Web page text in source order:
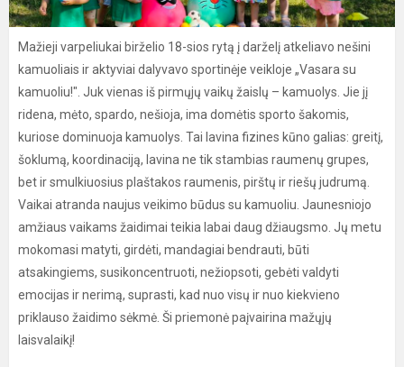
Mažieji varpeliukai birželio 18-sios rytą į darželį atkeliavo nešini
kamuoliais ir aktyviai dalyvavo sportinėje veikloje „Vasara su
kamuoliu!". Juk vienas iš pirmųjų vaikų žaislų – kamuolys. Jie jį
ridena, mėto, spardo, nešioja, ima domėtis sporto šakomis,
kuriose dominuoja kamuolys. Tai lavina fizines kūno galias: greitį,
šoklumą, koordinaciją, lavina ne tik stambias raumenų grupes,
bet ir smulkiuosius plaštakos raumenis, pirštų ir riešų judrumą.
Vaikai atranda naujus veikimo būdus su kamuoliu. Jaunesniojo
amžiaus vaikams žaidimai teikia labai daug džiaugsmo. Jų metu
mokomasi matyti, girdėti, mandagiai bendrauti, būti
atsakingiems, susikoncentruoti, nežiopsoti, gebėti valdyti
emocijas ir nerimą, suprasti, kad nuo visų ir nuo kiekvieno
priklauso žaidimo sėkmė. Ši priemonė paįvairina mažųjų
laisvalaikį!